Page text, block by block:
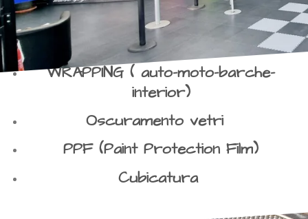
WRAPPING ( auto-moto-barche-
interior)
Oscuramento vetri
PPF (Paint Protection Film)
Cubicatura